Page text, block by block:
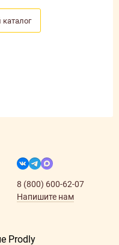
8 (800) 600-62-07
Напишите нам
Prodly